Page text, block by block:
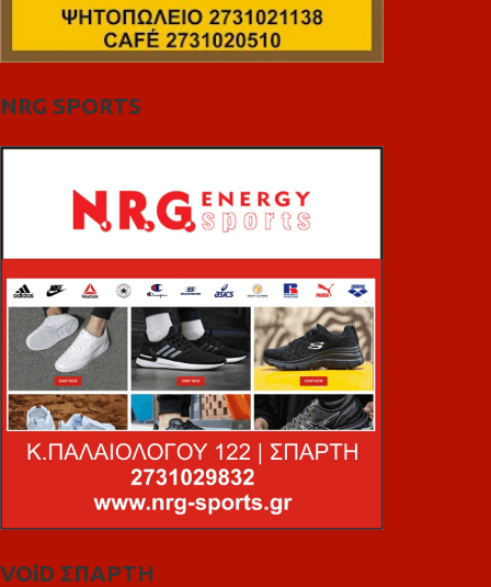
NRG SPORTS
VOiD ΣΠΑΡΤΗ